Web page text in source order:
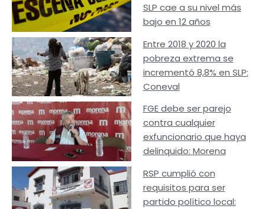
SLP cae a su nivel más
bajo en 12 años
Entre 2018 y 2020 la
pobreza extrema se
incrementó 8,8% en SLP:
Coneval
FGE debe ser parejo
contra cualquier
exfuncionario que haya
delinquido: Morena
RSP cumplió con
requisitos para ser
partido político local: